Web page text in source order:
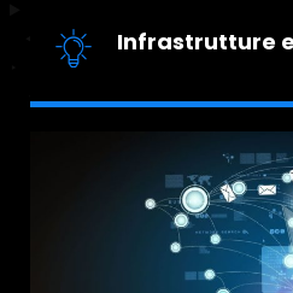
Infrastrutture